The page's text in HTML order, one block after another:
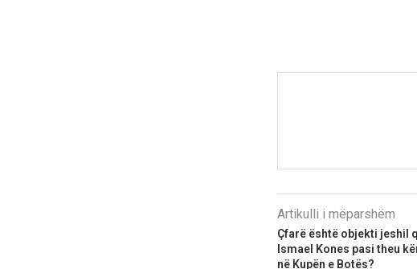
Artikulli i mëparshëm
Çfarë është objekti jeshil
Ismael Kones pasi theu
në Kupën e Botës?